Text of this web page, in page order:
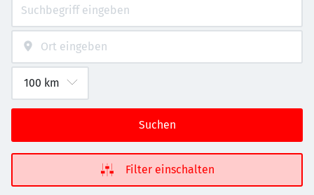
Suchen
Filter einschalten